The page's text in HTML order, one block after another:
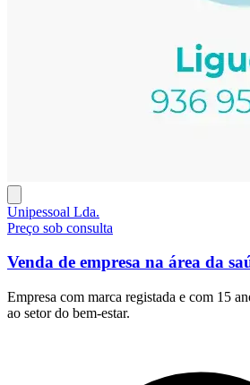
Unipessoal Lda.
Preço sob consulta
Venda de empresa na área da
Empresa com marca registada e com 15
ao setor do bem‑estar.